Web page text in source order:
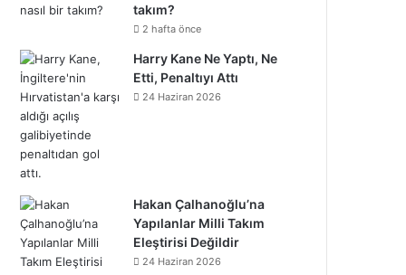
o
k
r
e
s
t
n
r
a
m
y
o
n
takım?
2 hafta önce
Harry Kane Ne Yaptı, Ne
Etti, Penaltıyı Attı
24 Haziran 2026
Hakan Çalhanoğlu’na
Yapılanlar Milli Takım
Eleştirisi Değildir
24 Haziran 2026